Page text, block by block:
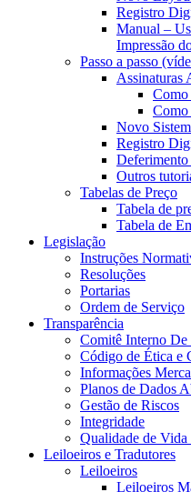
Registro
Manual –
Impressão
Passo a passo
Assinaturas
Como
Como
Novo
Registro
Deferimento
Outros
Tabelas de Preço
Tabela de
Tabela de
Legislação
Instruções
Resoluções
Portarias
Ordem de Serviço
Transparência
Comitê Interno De
Código de Ética e
Informações
Planos de Dados
Gestão de Riscos
Integridade
Qualidade de
Leiloeiros e Tradutores
Leiloeiros
Leiloeiros